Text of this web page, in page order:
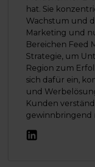
hat. Sie
Wachstum und
Marketing und
Bereichen Feed
Strategie, um
Region zum
sich dafür ein,
und
Kunden
gewinnbringend